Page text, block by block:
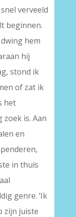
verveeld
beginnen.
hem
hij
stond ik
of zat ik
het
is. Aan
en
in thuis
genre. ‘Ik
zijn juiste